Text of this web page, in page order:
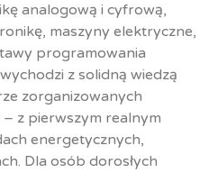
analogową i cyfrową,
maszyny elektryczne,
programowania
z solidną wiedzą
zorganizowanych
z pierwszym realnym
energetycznych,
Dla osób dorosłych